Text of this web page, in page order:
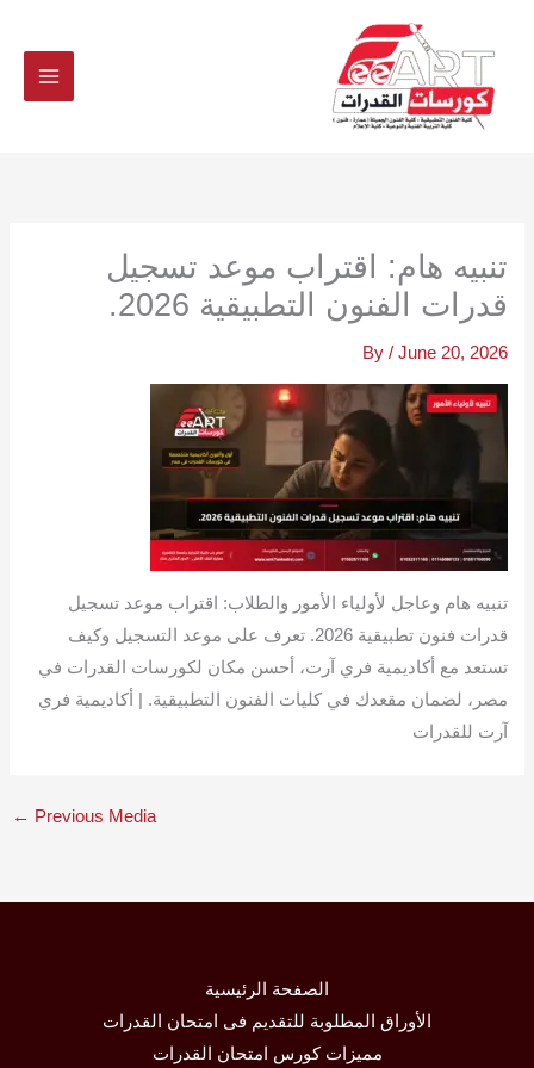
تنبيه هام: اقتراب موعد تسجيل
قدرات الفنون التطبيقية 2026.
By / June 20, 2026
تنبيه هام وعاجل لأولياء الأمور والطلاب: اقتراب موعد تسجيل
قدرات فنون تطبيقية 2026. تعرف على موعد التسجيل وكيف
تستعد مع أكاديمية فري آرت، أحسن مكان لكورسات القدرات في
مصر، لضمان مقعدك في كليات الفنون التطبيقية. | أكاديمية فري
آرت للقدرات
← Previous Media
الصفحة الرئيسية
الأوراق المطلوبة للتقديم فى امتحان القدرات
مميزات كورس امتحان القدرات